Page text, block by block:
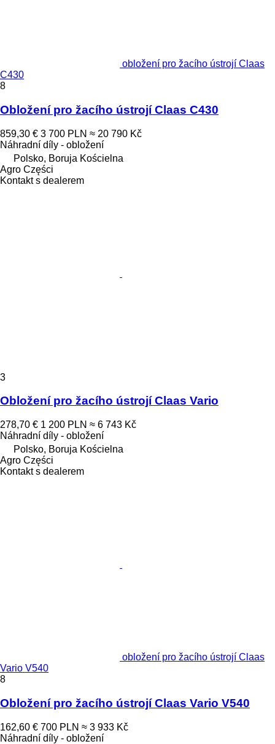
obložení pro žacího ústrojí Claas
C430
8
Obložení pro žacího ústrojí Claas C430
859,30 € 3 700 PLN ≈ 20 790 Kč
Náhradní díly - obložení
Polsko, Boruja Kościelna
Agro Części
Kontakt s dealerem
3
Obložení pro žacího ústrojí Claas Vario
278,70 € 1 200 PLN ≈ 6 743 Kč
Náhradní díly - obložení
Polsko, Boruja Kościelna
Agro Części
Kontakt s dealerem
obložení pro žacího ústrojí Claas
Vario V540
8
Obložení pro žacího ústrojí Claas Vario V540
162,60 € 700 PLN ≈ 3 933 Kč
Náhradní díly - obložení